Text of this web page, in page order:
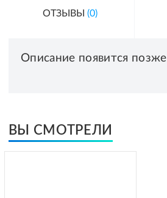
ОТЗЫВЫ (0)
Описание появится позже
ВЫ СМОТРЕЛИ